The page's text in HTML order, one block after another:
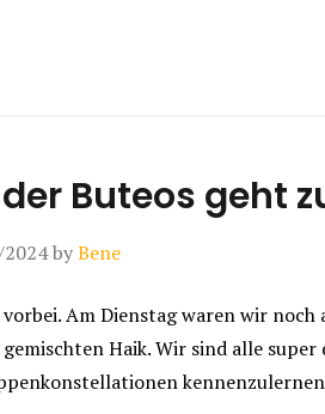
Buteos geht
byBene
Am Dienstag waren wir
Haik. Wir sind alle